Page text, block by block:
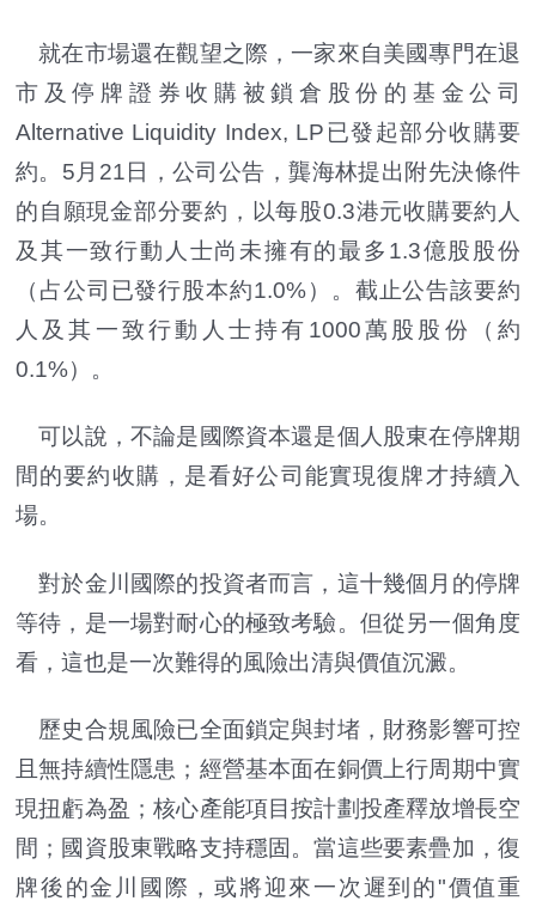
就在市場還在觀望之際，一家來自美國專門在退
市及停牌證券收購被鎖倉股份的基金公司
Alternative Liquidity Index, LP已發起部分收購要
約。5月21日，公司公告，龔海林提出附先決條件
的自願現金部分要約，以每股0.3港元收購要約人
及其一致行動人士尚未擁有的最多1.3億股股份
（占公司已發行股本約1.0%）。截止公告該要約
人及其一致行動人士持有1000萬股股份（約
0.1%）。
可以說，不論是國際資本還是個人股東在停牌期
間的要約收購，是看好公司能實現復牌才持續入
場。
對於金川國際的投資者而言，這十幾個月的停牌
等待，是一場對耐心的極致考驗。但從另一個角度
看，這也是一次難得的風險出清與價值沉澱。
歷史合規風險已全面鎖定與封堵，財務影響可控
且無持續性隱患；經營基本面在銅價上行周期中實
現扭虧為盈；核心產能項目按計劃投產釋放增長空
間；國資股東戰略支持穩固。當這些要素疊加，復
牌後的金川國際，或將迎來一次遲到的"價值重